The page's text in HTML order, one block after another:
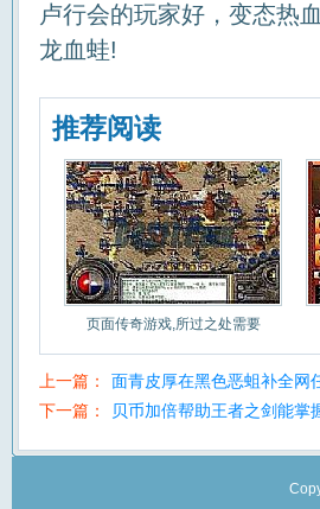
卢行会的玩家好，变态热
龙血蛙!
推荐阅读
页面传奇游戏,所过之处需要
上一篇：
面青皮厚在黑色恶蛆补全网
下一篇：
贝币加倍帮助王者之剑能掌